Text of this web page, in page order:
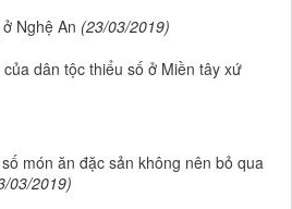
Nghệ An (23/03/2019)
dân tộc thiểu số ở Miền tây xứ
món ăn đặc sản không nên bỏ qua
03/2019)